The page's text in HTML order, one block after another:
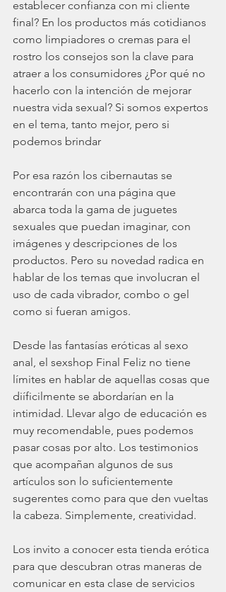
establecer confianza con mi cliente
final? En los productos más cotidianos
como limpiadores o cremas para el
rostro los consejos son la clave para
atraer a los consumidores ¿Por qué no
hacerlo con la intención de mejorar
nuestra vida sexual? Si somos expertos
en el tema, tanto mejor, pero si
podemos brindar
Por esa razón los cibernautas se
encontrarán con una página que
abarca toda la gama de juguetes
sexuales que puedan imaginar, con
imágenes y descripciones de los
productos. Pero su novedad radica en
hablar de los temas que involucran el
uso de cada vibrador, combo o gel
como si fueran amigos.
Desde las fantasías eróticas al sexo
anal, el sexshop Final Feliz no tiene
límites en hablar de aquellas cosas que
diíficilmente se abordarían en la
intimidad. Llevar algo de educación es
muy recomendable, pues podemos
pasar cosas por alto. Los testimonios
que acompañan algunos de sus
artículos son lo suficientemente
sugerentes como para que den vueltas
la cabeza. Simplemente, creatividad.
Los invito a conocer esta tienda erótica
para que descubran otras maneras de
comunicar en esta clase de servicios